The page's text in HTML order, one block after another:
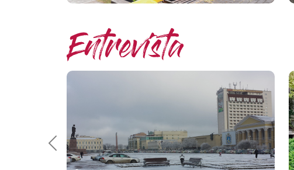
Previous 5